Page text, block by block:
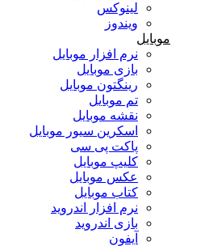
لینوکس
ویندوز
موبایل
نرم افزار موبایل
بازی موبایل
رینگتون موبایل
تم موبایل
نقشه موبایل
اسکرین سیور موبایل
پاکت پی سی
کلیپ موبایل
عکس موبایل
کتاب موبایل
نرم افزار اندروید
بازی اندروید
آیفون